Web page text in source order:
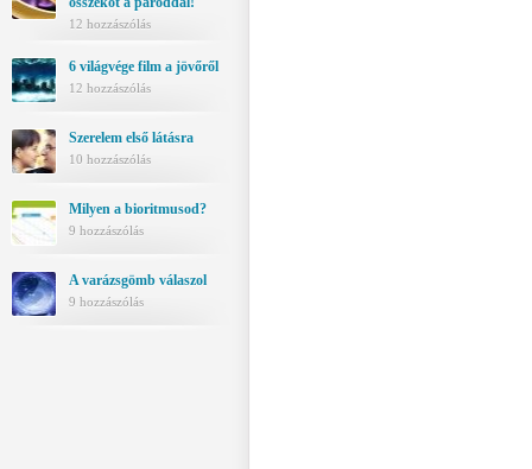
12 hozzászólás
6 világvége film a jövőről
12 hozzászólás
Szerelem első látásra
10 hozzászólás
Milyen a bioritmusod?
9 hozzászólás
A varázsgömb válaszol
9 hozzászólás